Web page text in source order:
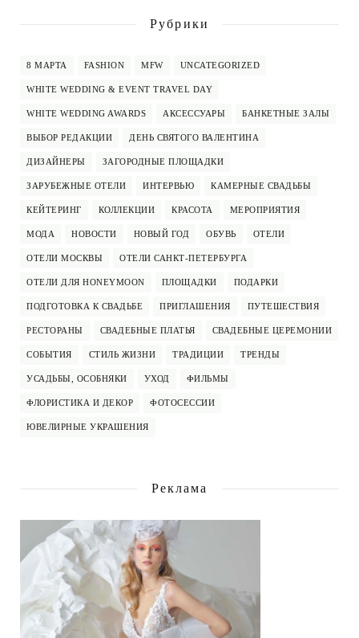
Рубрики
8 МАРТА FASHION MFW UNCATEGORIZED
WHITE WEDDING & EVENT TRAVEL DAY
WHITE WEDDING AWARDS АКСЕССУАРЫ БАНКЕТНЫЕ ЗАЛЫ
ВЫБОР РЕДАКЦИИ ДЕНЬ СВЯТОГО ВАЛЕНТИНА
ДИЗАЙНЕРЫ ЗАГОРОДНЫЕ ПЛОЩАДКИ
ЗАРУБЕЖНЫЕ ОТЕЛИ ИНТЕРВЬЮ КАМЕРНЫЕ СВАДЬБЫ
КЕЙТЕРИНГ КОЛЛЕКЦИИ КРАСОТА МЕРОПРИЯТИЯ
МОДА НОВОСТИ НОВЫЙ ГОД ОБУВЬ ОТЕЛИ
ОТЕЛИ МОСКВЫ ОТЕЛИ САНКТ-ПЕТЕРБУРГА
ОТЕЛИ ДЛЯ HONEYMOON ПЛОЩАДКИ ПОДАРКИ
ПОДГОТОВКА К СВАДЬБЕ ПРИГЛАШЕНИЯ ПУТЕШЕСТВИЯ
РЕСТОРАНЫ СВАДЕБНЫЕ ПЛАТЬЯ СВАДЕБНЫЕ ЦЕРЕМОНИИ
СОБЫТИЯ СТИЛЬ ЖИЗНИ ТРАДИЦИИ ТРЕНДЫ
УСАДЬБЫ, ОСОБНЯКИ УХОД ФИЛЬМЫ
ФЛОРИСТИКА И ДЕКОР ФОТОСЕССИИ
ЮВЕЛИРНЫЕ УКРАШЕНИЯ
Реклама